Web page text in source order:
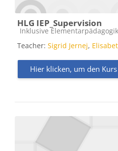
HLG IEP_Supervision
Kursbereich
Inklusive Elementarpädagogik
Teacher: Sigrid Jernej,
Hier klicken, um den